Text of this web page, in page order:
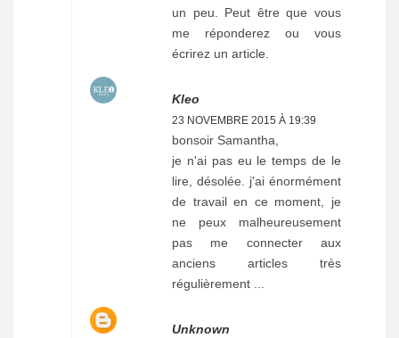
un peu. Peut être que vous
me réponderez ou vous
écrirez un article.
Kleo
23 NOVEMBRE 2015 À 19:39
bonsoir Samantha,
je n'ai pas eu le temps de le
lire, désolée. j'ai énormément
de travail en ce moment, je
ne peux malheureusement
pas me connecter aux
anciens articles très
régulièrement ...
Unknown